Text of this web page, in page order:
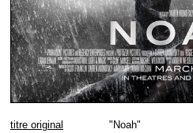
titre original
"Noah"